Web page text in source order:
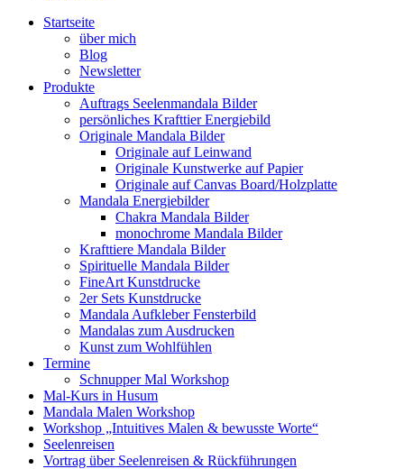
Startseite
über mich
Blog
Newsletter
Produkte
Auftrags Seelenmandala Bilder
persönliches Krafttier Energiebild
Originale Mandala Bilder
Originale auf Leinwand
Originale Kunstwerke auf Papier
Originale auf Canvas Board/Holzplatte
Mandala Energiebilder
Chakra Mandala Bilder
monochrome Mandala Bilder
Krafttiere Mandala Bilder
Spirituelle Mandala Bilder
FineArt Kunstdrucke
2er Sets Kunstdrucke
Mandala Aufkleber Fensterbild
Mandalas zum Ausdrucken
Kunst zum Wohlfühlen
Termine
Schnupper Mal Workshop
Mal-Kurs in Husum
Mandala Malen Workshop
Workshop „Intuitives Malen & bewusste Worte“
Seelenreisen
Vortrag über Seelenreisen & Rückführungen